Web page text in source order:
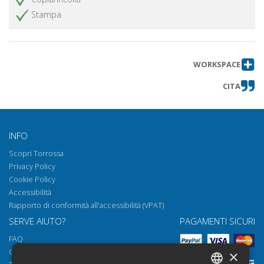
private in galleria, in tagliata e in
trincea di Surrentum
Ottieni articolo
Ottieni articolo
Ottieni articolo
San Domenico sull'Appia antica a
Santuari, ville e mausolei sul percorso
della via Appia al valico degli Aurunci
Abbreviazioni
Stampa
WORKSPACE
CITA
INFO
Scopri Torrossa
Privacy Policy
Cookie Policy
Accessibilità
Rapporto di conformità all'accessibilità (VPAT)
SERVE AIUTO?
FAQ
Come aprire i nostri documenti
PAGAMENTI SICURI
×